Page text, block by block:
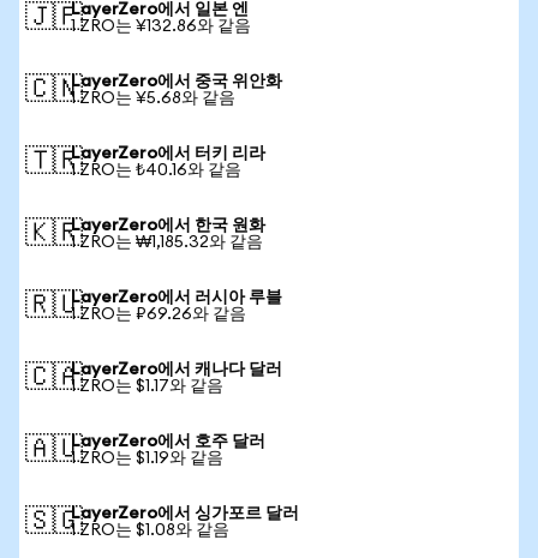
🇯🇵LayerZero에서 일본 엔
1 ZRO는 ¥132.86와 같음
🇨🇳LayerZero에서 중국 위안화
1 ZRO는 ¥5.68와 같음
🇹🇷LayerZero에서 터키 리라
1 ZRO는 ₺40.16와 같음
🇰🇷LayerZero에서 한국 원화
1 ZRO는 ₩1,185.32와 같음
🇷🇺LayerZero에서 러시아 루블
1 ZRO는 ₽69.26와 같음
🇨🇦LayerZero에서 캐나다 달러
1 ZRO는 $1.17와 같음
🇦🇺LayerZero에서 호주 달러
1 ZRO는 $1.19와 같음
🇸🇬LayerZero에서 싱가포르 달러
1 ZRO는 $1.08와 같음